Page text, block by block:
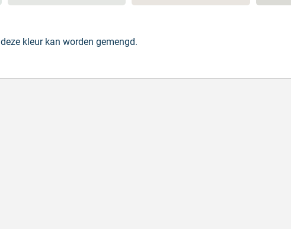
kleur kan worden gemengd.